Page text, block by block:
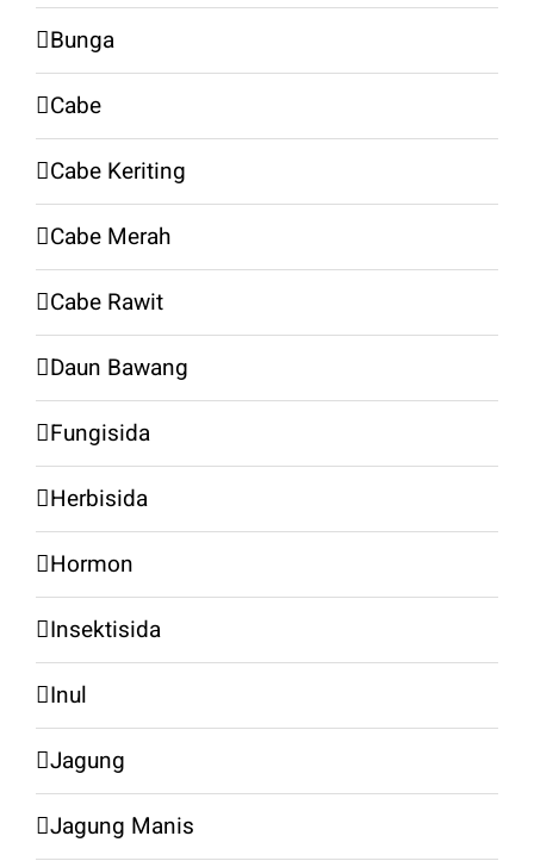
Bunga
Cabe
Cabe Keriting
Cabe Merah
Cabe Rawit
Daun Bawang
Fungisida
Herbisida
Hormon
Insektisida
Inul
Jagung
Jagung Manis